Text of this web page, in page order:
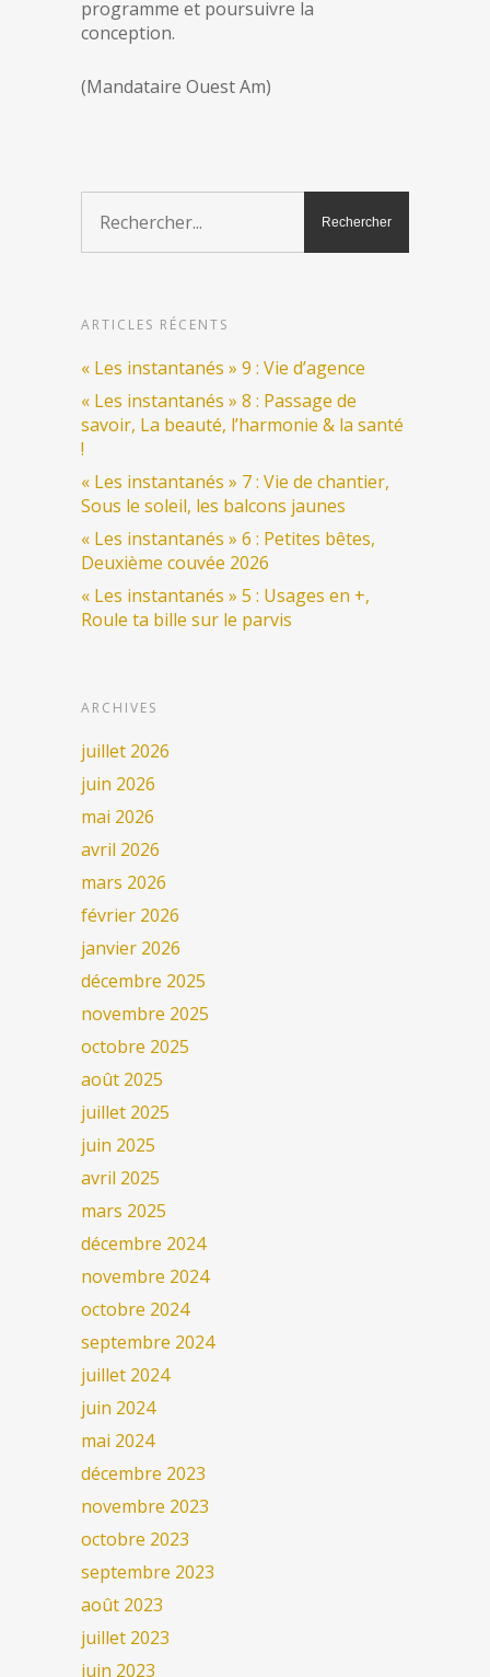
programme et poursuivre la
conception.
(Mandataire Ouest Am)
ARTICLES RÉCENTS
« Les instantanés » 9 : Vie d’agence
« Les instantanés » 8 : Passage de
savoir, La beauté, l’harmonie & la santé
!
« Les instantanés » 7 : Vie de chantier,
Sous le soleil, les balcons jaunes
« Les instantanés » 6 : Petites bêtes,
Deuxième couvée 2026
« Les instantanés » 5 : Usages en +,
Roule ta bille sur le parvis
ARCHIVES
juillet 2026
juin 2026
mai 2026
avril 2026
mars 2026
février 2026
janvier 2026
décembre 2025
novembre 2025
octobre 2025
août 2025
juillet 2025
juin 2025
avril 2025
mars 2025
décembre 2024
novembre 2024
octobre 2024
septembre 2024
juillet 2024
juin 2024
mai 2024
décembre 2023
novembre 2023
octobre 2023
septembre 2023
août 2023
juillet 2023
juin 2023